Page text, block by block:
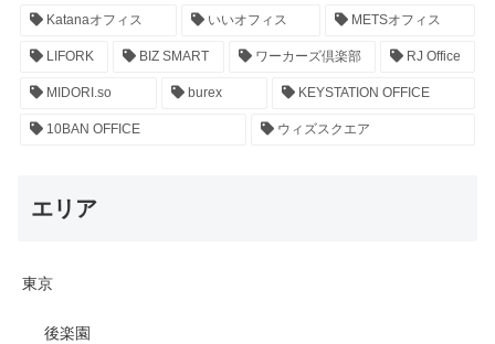
Katanaオフィス いいオフィス METSオフィス
LIFORK BIZ SMART ワーカーズ倶楽部 RJ Office
MIDORI.so burex KEYSTATION OFFICE
10BAN OFFICE ウィズスクエア
エリア
東京
後楽園